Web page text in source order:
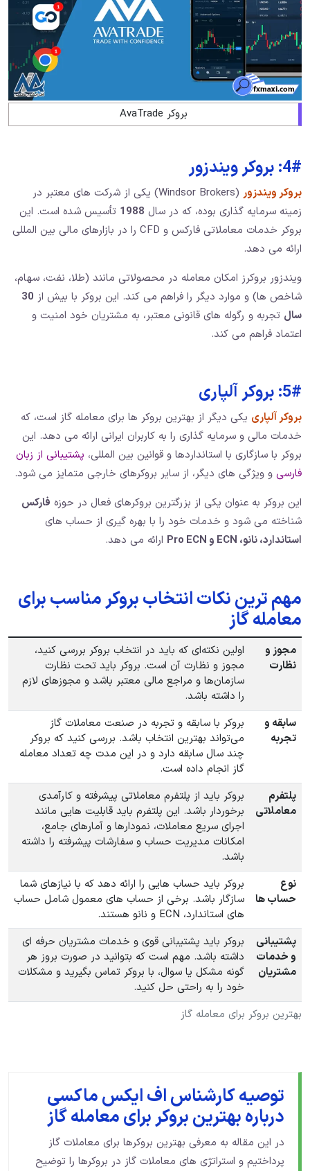
بروکر AvaTrade
4#: بروکر ویندزور
بروکر ویندزور
(Windsor Brokers) یکی از شرکت‌ های معتبر در
زمینه سرمایه‌ گذاری بوده، که در سال 1988 تأسیس شده است. این
بروکر خدمات معاملاتی فارکس و CFD را در بازارهای مالی بین ‌المللی
ارائه می ‌دهد.
ویندزور بروکرز امکان معامله در محصولاتی مانند (طلا، نفت، سهام،
شاخص‌ ها) و موارد دیگر را فراهم می‌ کند. این بروکر با بیش از 30
سال تجربه و رگوله‌ های قانونی معتبر، به مشتریان خود امنیت و
اعتماد فراهم می ‌کند.
5#: بروکر آلپاری
بروکر آلپاری یکی دیگر از بهترین بروکر ها برای معامله گاز است، که
خدمات مالی و سرمایه ‌گذاری را به کاربران ایرانی ارائه می ‌دهد. این
بروکر با سازگاری با استانداردها و قوانین بین ‌المللی، پشتیبانی از زبان
فارسی و ویژگی ‌های دیگر، از سایر بروکرهای خارجی متمایز می‌ شود.
این بروکر به عنوان یکی از بزرگترین بروکرهای فعال در حوزه فارکس
شناخته می‌ شود و خدمات خود را با بهره‌ گیری از حساب ‌های
استاندارد، نانو، ECN و Pro ECN
ارائه می‌ دهد.
مهم ترین نکات انتخاب بروکر مناسب برای
معامله گاز
بهترین بروکر برای معامله گاز
مجوز و
نظارت
اولین نکته‌ای که باید در انتخاب بروکر بررسی کنید،
مجوز و نظارت آن است. بروکر باید تحت نظارت
سازمان‌ها و مراجع مالی معتبر باشد و مجوزهای لازم
را داشته باشد.
سابقه و
تجربه
بروکر با سابقه و تجربه در صنعت معاملات گاز
می‌تواند بهترین انتخاب باشد. بررسی کنید که بروکر
چند سال سابقه دارد و در این مدت چه تعداد معامله
گاز انجام داده است.
پلتفرم
معاملاتی
بروکر باید از پلتفرم معاملاتی پیشرفته و کارآمدی
برخوردار باشد. این پلتفرم باید قابلیت ‌هایی مانند
اجرای سریع معاملات، نمودارها و آمارهای جامع،
امکانات مدیریت حساب و سفارشات پیشرفته را داشته
باشد.
نوع
حساب‌ ها
بروکر باید حساب ‌هایی را ارائه دهد که با نیازهای شما
سازگار باشد. برخی از حساب ‌های معمول شامل حساب
‌های استاندارد، ECN و نانو هستند.
پشتیبانی
و خدمات
مشتریان
بروکر باید پشتیبانی قوی و خدمات مشتریان حرفه‌ ای
داشته باشد. مهم است که بتوانید در صورت بروز هر
گونه مشکل یا سوال، با بروکر تماس بگیرید و مشکلات
خود را به راحتی حل کنید.
توصیه کارشناس اف ایکس ماکسی
درباره بهترین بروکر برای معامله گاز
در این مقاله به معرفی بهترین بروکرها برای معاملات گاز
پرداختیم و استراتژی های معاملات گاز در بروکرها را توضیح